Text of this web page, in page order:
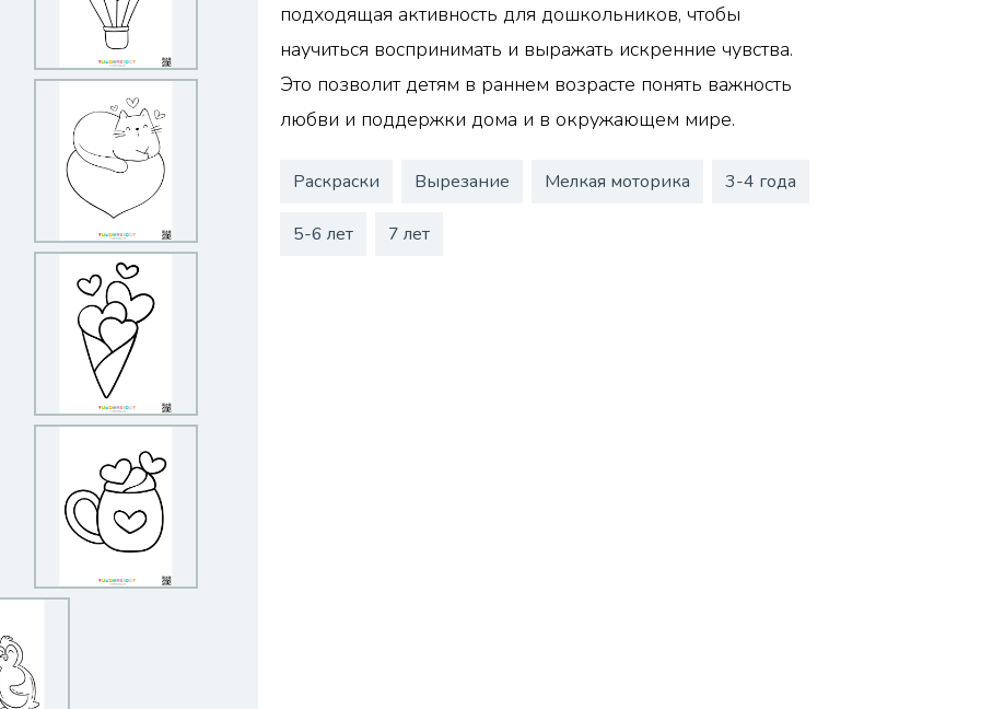
подходящая активность для дошкольников, чтобы
научиться воспринимать и выражать искренние чувства.
Это позволит детям в раннем возрасте понять важность
любви и поддержки дома и в окружающем мире.
Раскраски Вырезание Мелкая моторика 3-4 года
5-6 лет 7 лет